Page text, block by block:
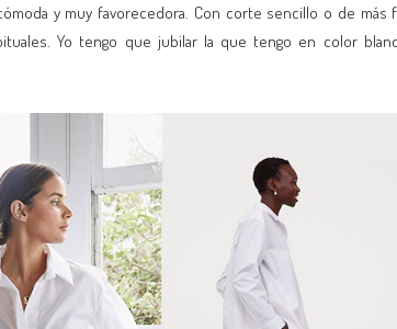
y muy favorecedora. Con corte sencillo o de más
Yo tengo que jubilar la que tengo en color